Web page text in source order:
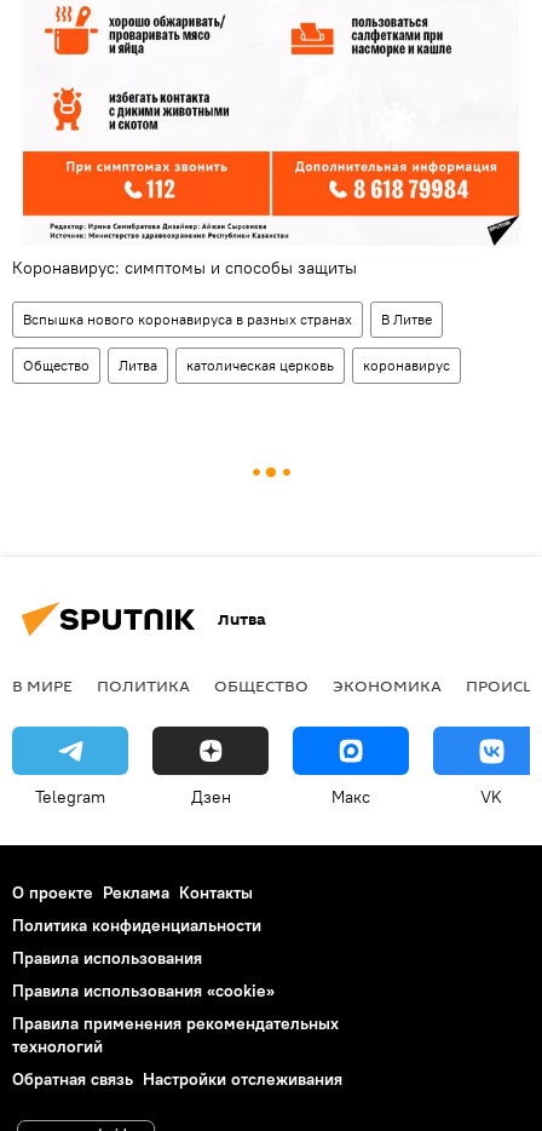
Коронавирус: симптомы и способы защиты
Вспышка нового коронавируса в разных странах В Литве
Общество Литва католическая церковь коронавирус
Литва
В МИРЕ ПОЛИТИКА ОБЩЕСТВО ЭКОНОМИКА
Telegram Дзен Макс VK
О проекте Реклама Контакты
Политика конфиденциальности
Правила использования
Правила использования «cookie»
Правила применения рекомендательных
технологий
Обратная связь Настройки отслеживания